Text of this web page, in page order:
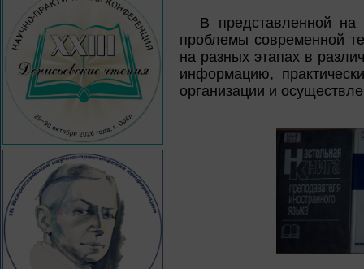
В представленной на
проблемы современной
на разных этапах в
информацию,
организации и